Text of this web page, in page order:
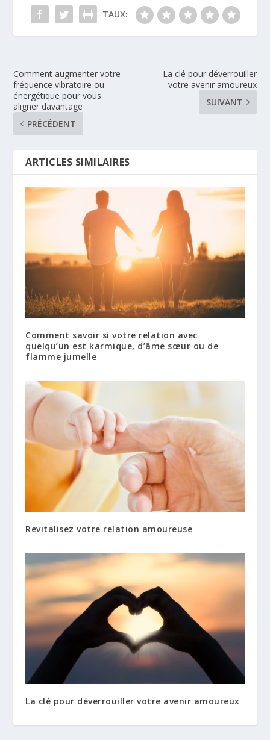
TAUX:
Comment augmenter votre
fréquence vibratoire ou
énergétique pour vous
aligner davantage
PRÉCÉDENT
La clé pour déverrouiller
votre avenir amoureux
SUIVANT
ARTICLES SIMILAIRES
Comment savoir si votre relation avec
quelqu’un est karmique, d’âme sœur ou de
flamme jumelle
Revitalisez votre relation amoureuse
La clé pour déverrouiller votre avenir amoureux